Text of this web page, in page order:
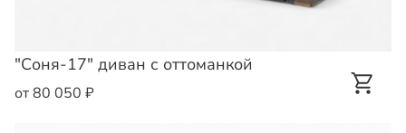
"Соня-17" диван с оттоманкой
от 80 050 ₽